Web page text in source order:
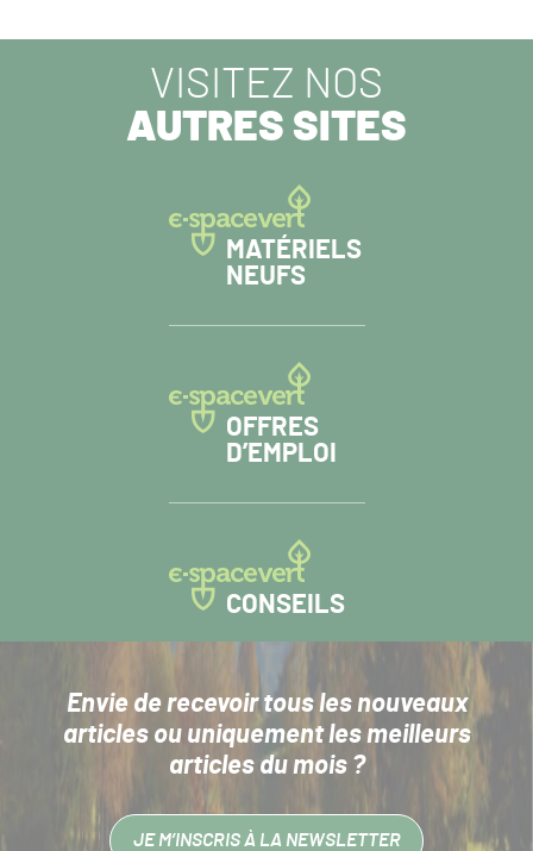
VISITEZ NOS
AUTRES SITES
MATÉRIELS
NEUFS
OFFRES
D’EMPLOI
CONSEILS
Envie de recevoir tous les nouveaux
articlesou uniquement les meilleurs
articles du mois ?
JE M’INSCRIS À LA NEWSLETTER